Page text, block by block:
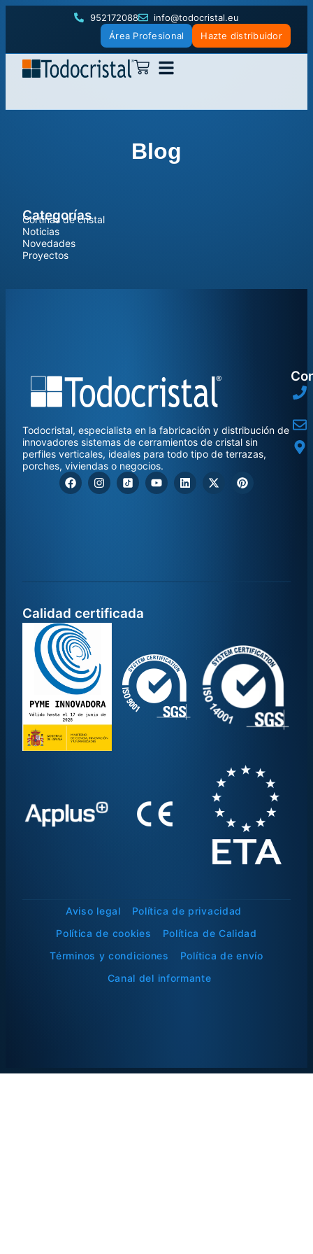
952172088
info@todocristal.eu
Hazte distribuidor
Área Profesional
Blog
Categorías
Cortinas de cristal
Noticias
Novedades
Proyectos
Todocristal, especialista en la fabricación y distribución de
innovadores sistemas de cerramientos de cristal sin
perfiles verticales, ideales para todo tipo de terrazas,
porches, viviendas o negocios.
Calidad certificada
Aviso legal
Política de privacidad
Política de cookies
Política de Calidad
Términos y condiciones
Política de envío
Canal del informante